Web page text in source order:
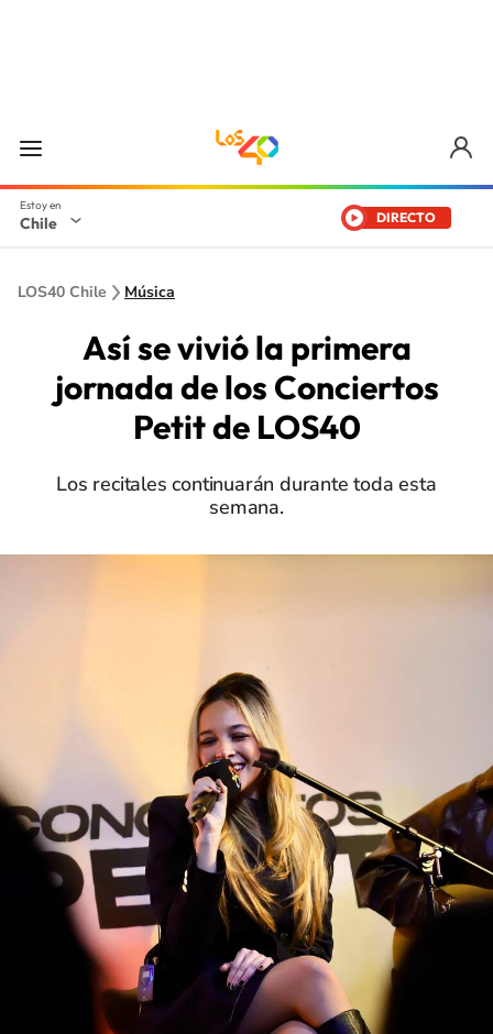
Chile DIRECTO
LOS40 Chile Música
Así se vivió la primera
jornada de los Conciertos
Petit de LOS40
Los recitales continuarán durante toda esta
semana.